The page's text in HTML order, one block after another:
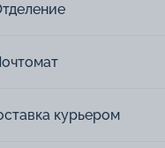
курьером